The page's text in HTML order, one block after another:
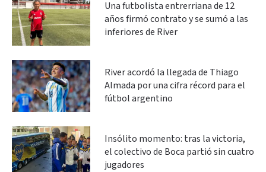
Una futbolista entrerriana de 12
años firmó contrato y se sumó a las
inferiores de River
River acordó la llegada de Thiago
Almada por una cifra récord para el
fútbol argentino
Insólito momento: tras la victoria,
el colectivo de Boca partió sin cuatro
jugadores